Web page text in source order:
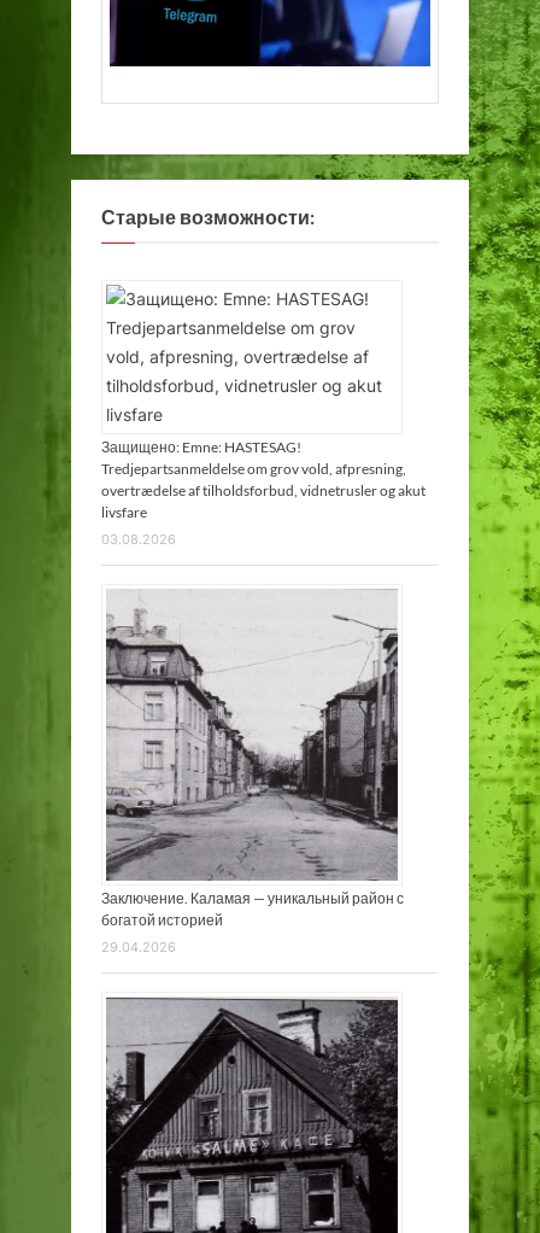
Старые возможности:
Защищено: Emne: HASTESAG!
Tredjepartsanmeldelse om grov vold, afpresning,
overtrædelse af tilholdsforbud, vidnetrusler og akut
livsfare
03.08.2026
Заключение. Каламая — уникальный район с
богатой историей
29.04.2026